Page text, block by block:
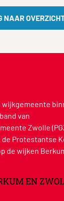
NAAR
wijkgemeente
van
Zwolle
Protestantse
de wijken
EN